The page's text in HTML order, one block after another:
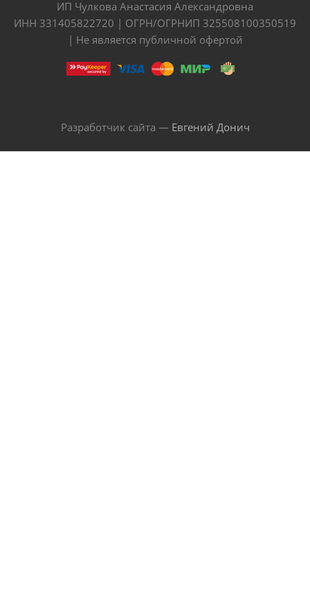
ИП Чулкова Анастасия Александровна
ИНН 331405822720 | ОГРН/ОГРНИП 325508100350519
| Не является публичной офертой
Разработчик сайта — Евгений Донич